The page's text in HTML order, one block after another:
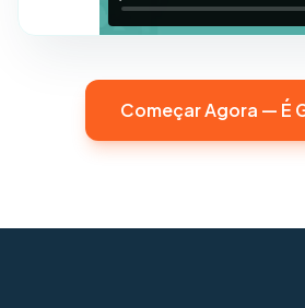
Começar Agora — É